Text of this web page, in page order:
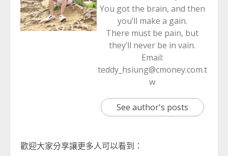
You got the brain, and then
you’ll make a gain.
There must be pain, but
they’ll never be in vain.
Email:
teddy_hsiung@cmoney.com.t
w
See author's posts
歡迎大家分享讓更多人可以看到：